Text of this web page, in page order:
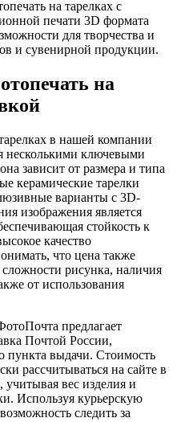
на тарелках с
печати 3D формата
для творчества и
и сувенирной продукции.
на
в нашей компании
несколькими ключевыми
зависит от размера и типа
керамические тарелки
варианты с 3D-
изображения является
стойкость к
качество
что цена также
рисунка, наличия
от использования
предлагает
Почтой России,
пункта выдачи. Стоимость
рассчитываться на сайте в
вес изделия и
Используя курьерскую
следить за